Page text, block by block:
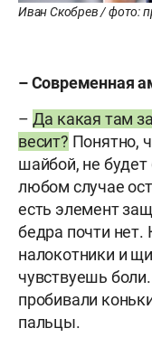
Иван Скобрев / фото:
– Современная
– Да какая там
весит? Понятно,
шайбой, не
любом случае
есть элемент
бедра почти
налокотники и
чувствуешь
пробивали
пальцы.